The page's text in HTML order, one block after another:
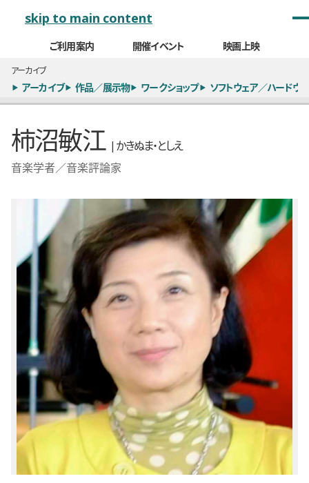
skip to main content
ご利用案内 開催イベント 映画上映
アーカイブ
アーカイブ 作品／展示物 ワークショップ ソフトウェア／ハードウ
柿沼敏江 | かきぬま・としえ
音楽学者／音楽評論家